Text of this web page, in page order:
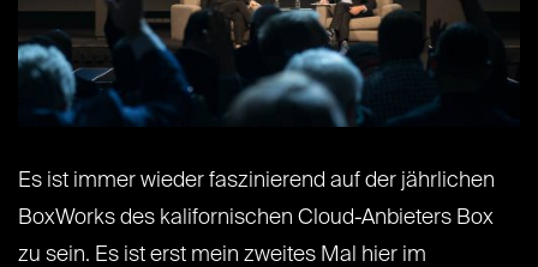
Es ist immer wieder faszinierend auf der jährlichen
BoxWorks des kalifornischen Cloud-Anbieters Box
zu sein. Es ist erst mein zweites Mal hier im